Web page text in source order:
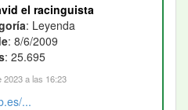
el racinguista
: Leyenda
: 8/6/2009
: 25.695
2023 a las 16:23
...